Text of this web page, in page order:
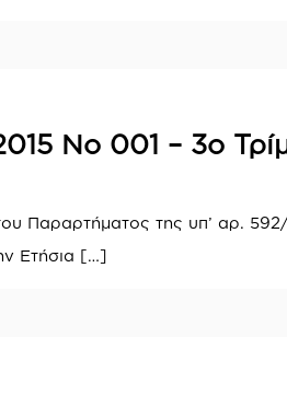
Νο 001 – 3ο
Παραρτήματος της υπ’ αρ.
Ετήσια […]